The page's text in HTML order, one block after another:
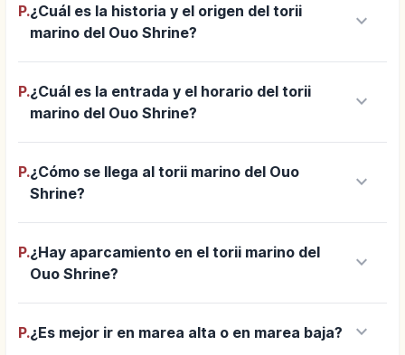
P.¿Cuál es la historia y el origen del torii
marino del Ouo Shrine?
keyboard_arrow_down
P.¿Cuál es la entrada y el horario del torii
marino del Ouo Shrine?
keyboard_arrow_down
P.¿Cómo se llega al torii marino del Ouo
Shrine?
keyboard_arrow_down
P.¿Hay aparcamiento en el torii marino del
Ouo Shrine?
keyboard_arrow_down
P.¿Es mejor ir en marea alta o en marea baja? keyboard_arrow_down